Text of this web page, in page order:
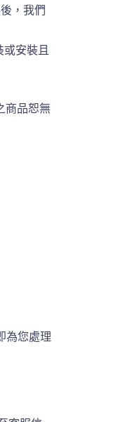
，我們
或安裝且
商品恕無
為您處理